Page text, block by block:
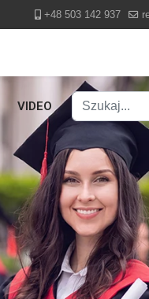
+48 503 142 937
VIDEO
Szukaj
Type 2 or